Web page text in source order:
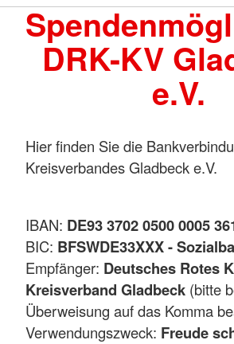
DRK-KV
e.V.
Hier finden Sie die
Kreisverbandes Gladbeck e.V.
IBAN: DE93 3702 0500 0005
BIC: BFSWDE33XXX -
Empfänger: Deutsches Rotes
Kreisverband Gladbeck (bitte
Überweisung auf das Komma
Verwendungszweck: Freude